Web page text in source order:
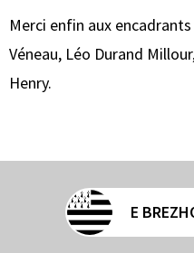
Merci enfin aux
Véneau, Léo Durand
Henry.
E